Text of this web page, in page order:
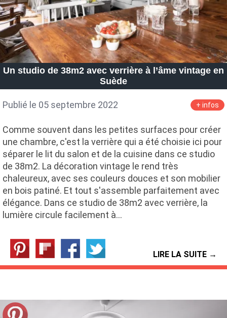
Un studio de 38m2 avec verrière à l’âme vintage en
Suède
Publié le 05 septembre 2022 + infos
Comme souvent dans les petites surfaces pour créer
une chambre, c'est la verrière qui a été choisie ici pour
séparer le lit du salon et de la cuisine dans ce studio
de 38m2. La décoration vintage le rend très
chaleureux, avec ses couleurs douces et son mobilier
en bois patiné. Et tout s'assemble parfaitement avec
élégance. Dans ce studio de 38m2 avec verrière, la
lumière circule facilement à…
LIRE LA SUITE →